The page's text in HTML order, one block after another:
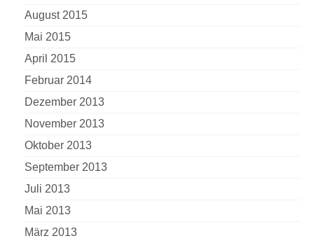
August 2015
Mai 2015
April 2015
Februar 2014
Dezember 2013
November 2013
Oktober 2013
September 2013
Juli 2013
Mai 2013
März 2013